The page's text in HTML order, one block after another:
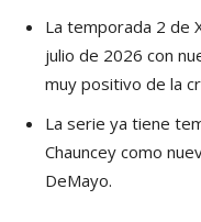
La temporada 2 de
julio de 2026 con
muy positivo de la
La serie ya tiene
Chauncey como
DeMayo.